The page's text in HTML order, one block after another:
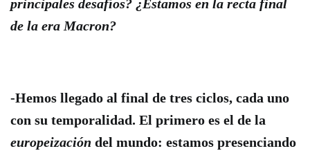
principales desafíos? ¿Estamos en la recta final
de la era Macron?
-Hemos llegado al final de tres ciclos, cada uno
con su temporalidad. El primero es el de la
europeización del mundo: estamos presenciando